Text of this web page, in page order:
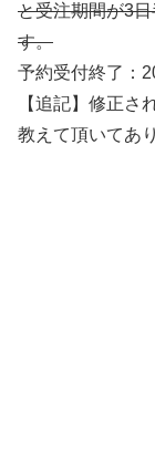
と受注期間が3
す。
予約受付終了：
【追記】修正さ
教えて頂いてあ